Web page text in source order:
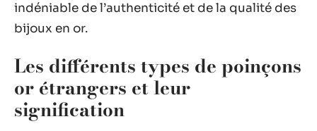
indéniable de l’authenticité et de la qualité des
bijoux en or.
Les différents types de poinçons
or étrangers et leur
signification